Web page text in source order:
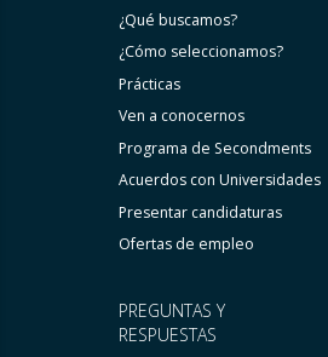
PREGUNTAS Y
RESPUESTAS
¿Qué buscamos?
¿Cómo seleccionamos?
Prácticas
Ven a conocernos
Programa de Secondments
Acuerdos con Universidades
Presentar candidaturas
Ofertas de empleo